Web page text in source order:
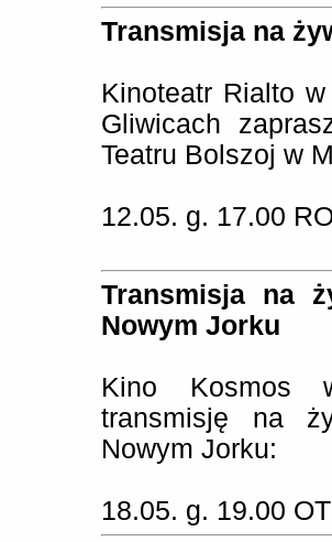
Transmisja na
Kinoteatr Rialto
Gliwicach
Teatru Bolszoj w
12.05. g. 17.00
Transmisja na
Nowym Jorku
Kino Kosmos
transmisję na
Nowym Jorku:
18.05. g. 19.00